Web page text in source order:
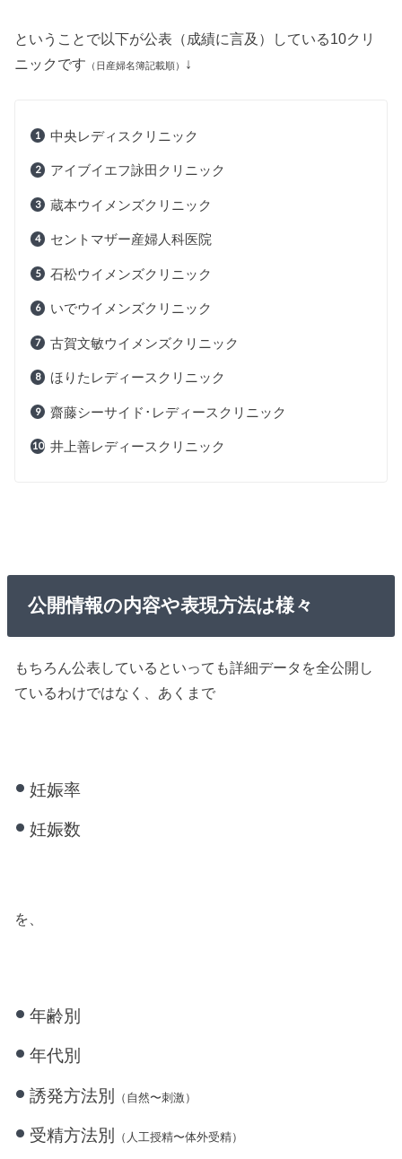
ということで以下が公表（成績に言及）している10クリ
ニックです
（日産婦名簿記載順） ↓
中央レディスクリニック
アイブイエフ詠田クリニック
蔵本ウイメンズクリニック
セントマザー産婦人科医院
石松ウイメンズクリニック
いでウイメンズクリニック
古賀文敏ウイメンズクリニック
ほりたレディースクリニック
齋藤シーサイド･レディースクリニック
井上善レディースクリニック
公開情報の内容や表現方法は様々
もちろん公表しているといっても詳細データを全公開し
ているわけではなく、あくまで
妊娠率
妊娠数
を、
年齢別
年代別
誘発方法別 （自然〜刺激）
受精方法別 （人工授精〜体外受精）